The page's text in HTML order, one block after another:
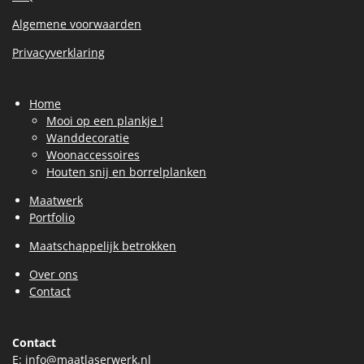
Algemene voorwaarden
Privacyverklaring
Home
Mooi op een plankje !
Wanddecoratie
Woonaccessoires
Houten snij en borrelplanken
Maatwerk
Portfolio
Maatschappelijk betrokken
Over ons
Contact
Contact
E: info@maatlaserwerk.nl